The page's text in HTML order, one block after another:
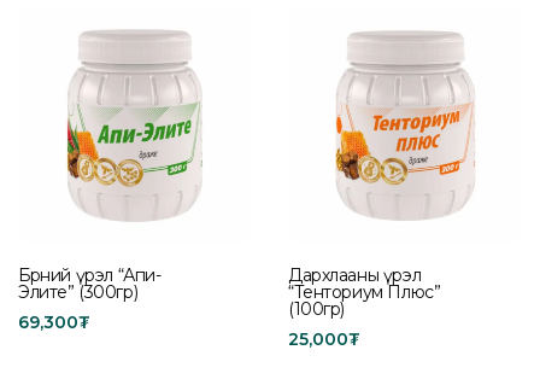
Бөөрний үрэл “Апи-
Элите” (300гр)
69,300₮
Дархлааны үрэл
“Тенториум Плюс”
(100гр)
25,000₮